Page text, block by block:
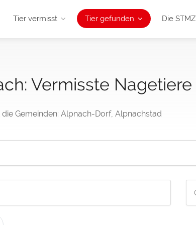
Tier vermisst Tier gefunden Die STMZ
Vermisste Nagetiere
Gemeinden: Alpnach-Dorf, Alpnachstad